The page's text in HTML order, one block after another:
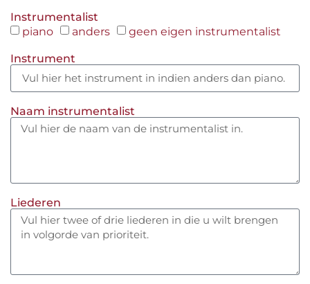
Instrumentalist
piano
anders geen eigen instrumentalist
Instrument
Naam instrumentalist
Liederen